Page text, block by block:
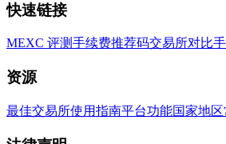
快速链接
MEXC 评测手续费推荐码交易所对比
资源
最佳交易所使用指南平台功能国家地区